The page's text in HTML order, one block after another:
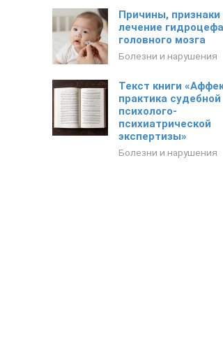
Причины, признаки
лечение
головного мозга
Болезни и нарушения
Текст книги
практика судебной
психолого-
психиатрической
экспертизы»
Болезни и нарушения